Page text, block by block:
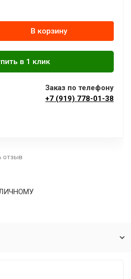
В корзину
Заказ по телефону
+7 (919) 778-01-38
отзыв